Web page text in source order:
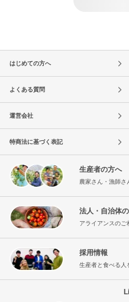
はじめての方へ
よくある質問
運営会社
特商法に基づく表記
生産者の方へ
農家さん・漁師さ
法人・自治体
アライアンスのご
採用情報
生産者と食べる人